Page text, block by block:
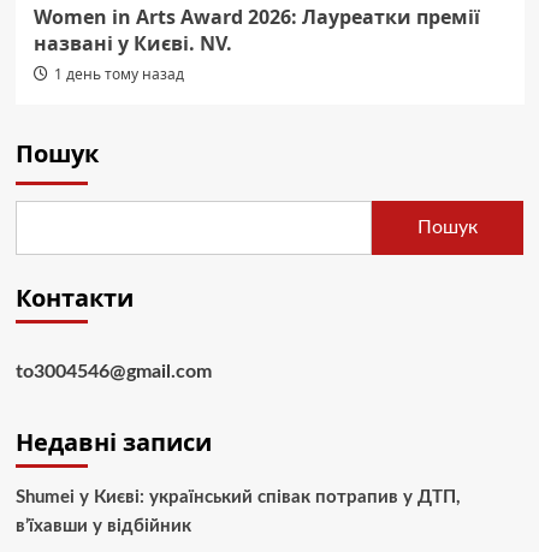
Women in Arts Award 2026: Лауреатки премії
названі у Києві. NV.
1 день тому назад
Пошук
Пошук
Контакти
to3004546@gmail.com
Недавні записи
Shumei у Києві: український співак потрапив у ДТП,
в’їхавши у відбійник